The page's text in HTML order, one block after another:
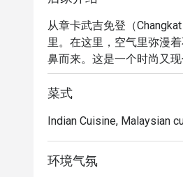
从章卡武吉免登（
里。在这里，空气里弥漫
鼻而来。这是一个时尚又
邀请您在此放松身心，享
味至上的感官盛宴。
无论您是来享用一顿简便
「创意融合风味」：一份
菜式
Indian Cuisine, Malaysian
环境气氛